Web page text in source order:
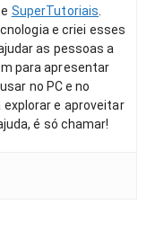
e SuperTutoriais
e criei esses
as pessoas a
para apresentar
no PC e no
e aproveitar
é só chamar!